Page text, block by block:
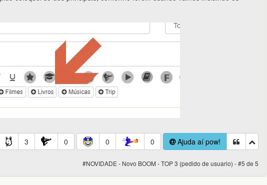
3 0 0 0 Ajuda aí pow!
#NOVIDADE - Novo BOOM - TOP 3 (pedido de usuario) - #5 de 5